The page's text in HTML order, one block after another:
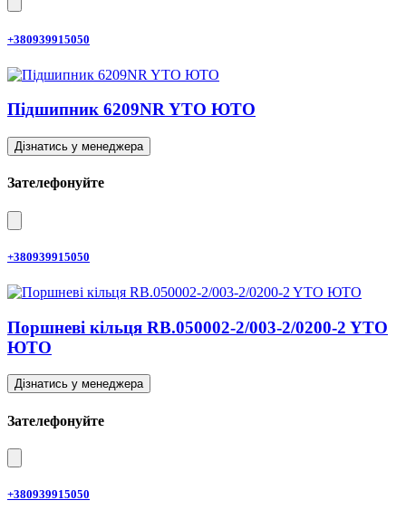
+380939915050
Підшипник 6209NR YTO ЮТО
Дізнатись у менеджера
Зателефонуйте
+380939915050
Поршневі кільця RB.050002-2/003-2/0200-2 YTO
ЮТО
Дізнатись у менеджера
Зателефонуйте
+380939915050